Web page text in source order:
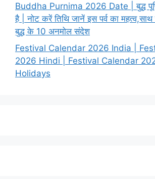
Buddha Purnima 2026 Date | बुद्ध
है | नोट करें तिथि जानें इस पर्व का महत्व,साथ
बुद्ध के 10 अनमोल संदेश
Festival Calendar 2026 India |
2026 Hindi | Festival Calendar
Holidays